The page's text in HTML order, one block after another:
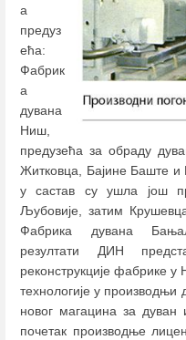
а
предуз
ећа:
Фабрик
а
дувана
Ниш,
предузећа за обраду
Житковца, Бајине Баште и
у састав су ушла још
Љубовије, затим
Фабрика дувана
резултати ДИН
реконструкције фабрике
технологије у производњи
новог магацина за
почетак производње